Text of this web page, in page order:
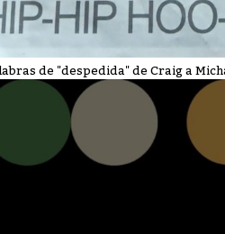
de "despedida" de Craig a